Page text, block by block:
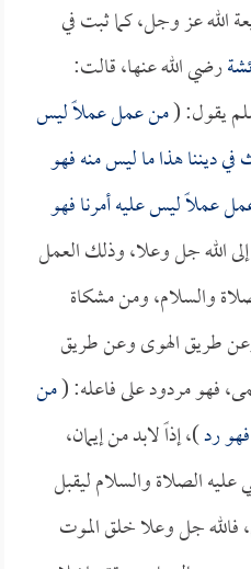
الله عز وجل، كما ثبت في
رضي الله عنها، قالت:
يقول: (من عمل عملاً ليس
ديننا هذا ما ليس منه فهو
عملاً ليس عليه أمرنا فهو
الله جل وعلا، وذلك العمل
والسلام، ومن مشكاة
طريق الهوى وعن طريق
فهو مردود على فاعله: (من
رد)، إذاً لابد من إيمان،
الصلاة والسلام ليقبل
فالله جل وعلا خلق الموت